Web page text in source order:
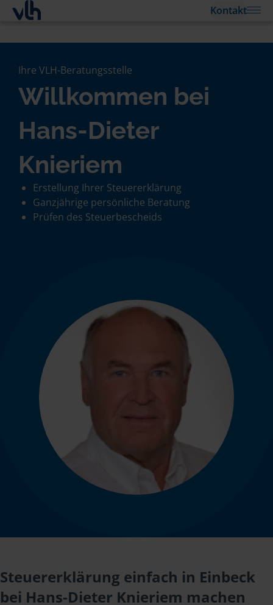
Kontakt
Ihre VLH-Beratungsstelle
Willkommen bei
Hans-Dieter
Knieriem
Erstellung Ihrer Steuererklärung
Ganzjährige persönliche Beratung
Prüfen des Steuerbescheids
Steuererklärung einfach in Einbeck
bei Hans-Dieter Knieriem machen